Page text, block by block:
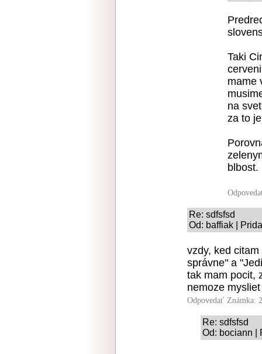
Taki
mame
na
za to
blbost.
Re: sdfsfsd
Od: baffiak |
vzdy, ked
správne" a
tak mam pocit,
nemoze
Odpovedať Známka:
Re: sdfsfsd
Od: bociann |